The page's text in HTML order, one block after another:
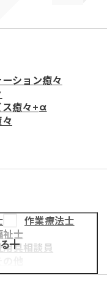
ション癒々
癒々+α
作業療法士
祉士
用具相談員